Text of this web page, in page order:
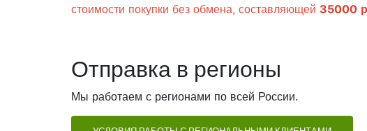
стоимости покупки без обмена, составляющей 35000
Отправка в регионы
Мы работаем с регионами по всей России.